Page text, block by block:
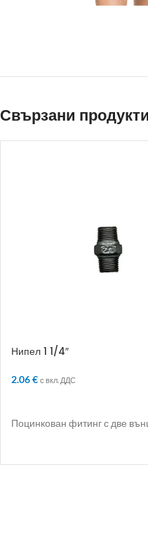
Свързани продукти
Нипел 1 1/4″
2.06€ с вкл. ДДС
Поцинкован фитинг с две